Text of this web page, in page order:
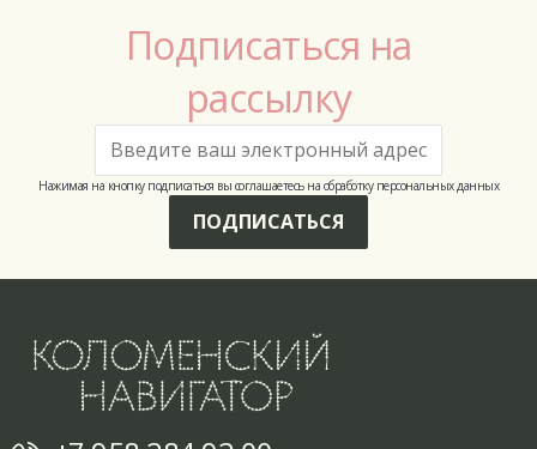
Подписаться на
рассылку
Нажимая на кнопку подписаться вы соглашаетесь на обработку персональных данных
ПОДПИСАТЬСЯ